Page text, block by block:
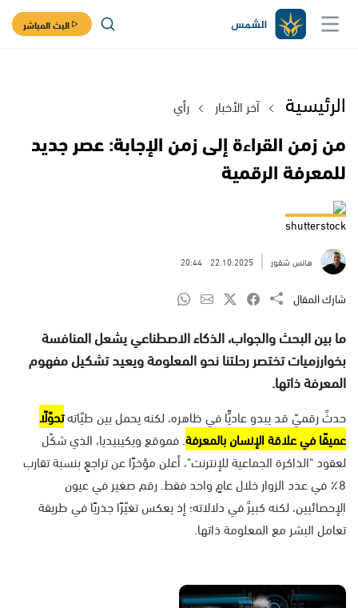
البث المباشر
الرئيسية آخر الأخبار رأي
من زمن القراءة إلى زمن الإجابة: عصر جديد
للمعرفة الرقمية
shutterstock
هانس شقور 22.10.2025
20:44
شارك المقال
ما بين البحث والجواب، الذكاء الاصطناعي يشعل المنافسة
بخوارزميات تختصر رحلتنا نحو المعلومة ويعيد تشكيل مفهوم
المعرفة ذاتها.
حدثٌ رقميّ قد يبدو عاديًّا في ظاهره، لكنه يحمل بين طيّاتهتحوّلًا
عميقًا في علاقة الإنسان بالمعرفة. فموقع ويكيبيديا، الذي شكّل
لعقود "الذاكرة الجماعية للإنترنت"، أعلن مؤخرًا عن تراجعٍ بنسبة تقارب
8٪ في عدد الزوار خلال عامٍ واحد فقط. رقم صغير في عيون
الإحصائيين، لكنه كبيرٌ في دلالاته؛ إذ يعكس تغيّرًا جذريًا في طريقة
تعامل البشر مع المعلومة ذاتها.